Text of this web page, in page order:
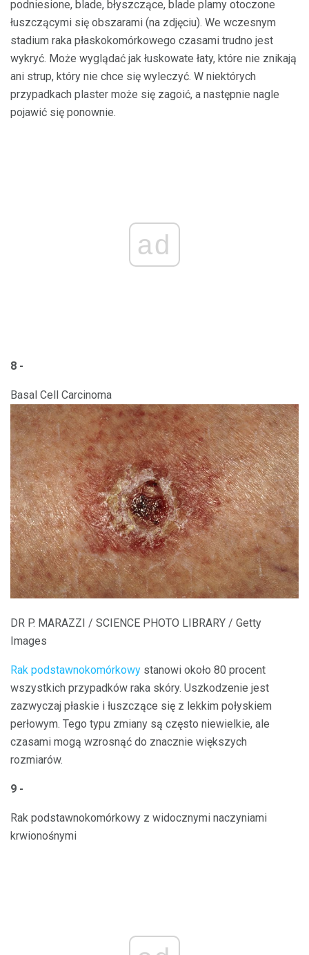
podniesione, blade, błyszczące, blade plamy otoczone
łuszczącymi się obszarami (na zdjęciu). We wczesnym
stadium raka płaskokomórkowego czasami trudno jest
wykryć. Może wyglądać jak łuskowate łaty, które nie znikają
ani strup, który nie chce się wyleczyć. W niektórych
przypadkach plaster może się zagoić, a następnie nagle
pojawić się ponownie.
ad
8 -
Basal Cell Carcinoma
DR P. MARAZZI / SCIENCE PHOTO LIBRARY / Getty
Images
Rak podstawnokomórkowy stanowi około 80 procent
wszystkich przypadków raka skóry. Uszkodzenie jest
zazwyczaj płaskie i łuszczące się z lekkim połyskiem
perłowym. Tego typu zmiany są często niewielkie, ale
czasami mogą wzrosnąć do znacznie większych
rozmiarów.
9 -
Rak podstawnokomórkowy z widocznymi naczyniami
krwionośnymi